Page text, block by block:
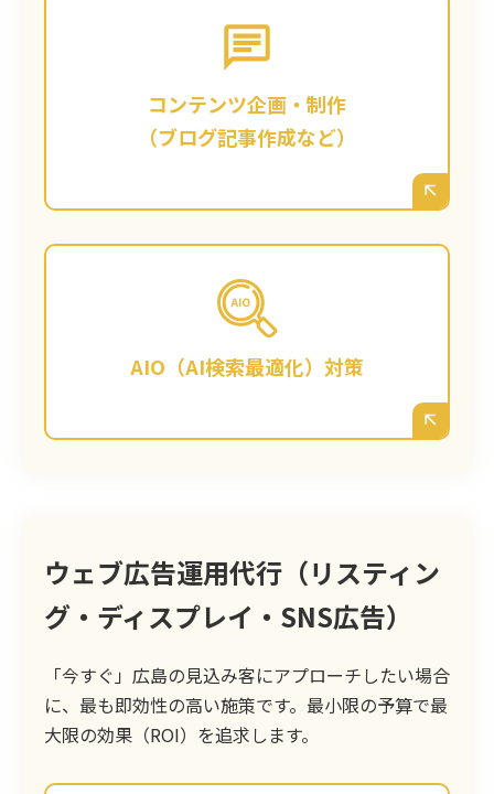
コンテンツ企画・制作
（ブログ記事作成など）
戦略に基づき、広島の見込み客が検索するで
あろう「お悩み解決型」のブログ記事や、専
門的なノウハウをまとめたコラムなどを企
画・制作代行します。単なる記事作成ではな
く、検索上位表示と「読んで役立った」とい
う信頼獲得を両立する、高品質なコンテンツ
をご提供します。
AIO（AI検索最適化）対策
今後主流になると予測されるAIによる検索
（対話型検索）に対応するため、AIが回答の
参照元として選びやすい、信頼性の高い情報
構造をサイトに構築します。
ウェブ広告運用代行（リスティン
グ・ディスプレイ・SNS広告）
「今すぐ」広島の見込み客にアプローチしたい場合
に、最も即効性の高い施策です。最小限の予算で最
大限の効果（ROI）を追求します。